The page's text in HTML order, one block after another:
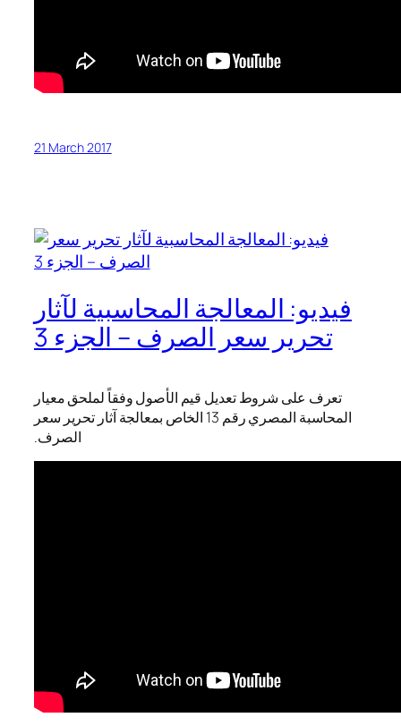
21 March 2017
فيديو: المعالجة المحاسبية لآثار
تحرير سعر الصرف – الجزء 3
تعرف على شروط تعديل قيم الأصول وفقاً لملحق معيار
المحاسبة المصري رقم 13 الخاص بمعالجة آثار تحرير سعر
الصرف.